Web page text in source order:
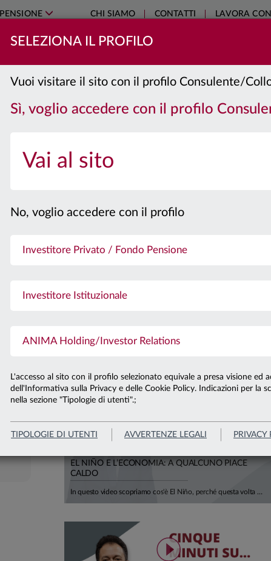
SELEZIONA IL PROFILO
Vuoi visitare il sito con il profilo Consulente/
Sì, voglio accedere con il profilo
Vai al sito
No, voglio accedere con il profilo
Investitore Privato / Fondo Pensione
Investitore Istituzionale
ANIMA Holding/Investor Relations
L'accesso al sito con il profilo selezionato equivale a presa visione ed
dell'Informativa sulla Privacy e delle Cookie Policy. Indicazioni per la
nella sezione "Tipologie di utenti".;
TIPOLOGIE DI UTENTI AVVERTENZE LEGALI PRIVACY
CHI SIAMO CONTATTI LAVORA
EL NIÑO E L’ECONOMIA: A QUALCUNO PIACE
CALDO
In questo video scopriamo cos'è El Niño, perché questa volta potrebbe colpire anche il nostro continente e — soprattutto — quanto ci costa davvero il cambiamento climatico. Negli ultimi 50 anni gli eventi climatici estremi sono quintuplicati. L'Europa ha già perso oltre 500 miliardi di euro in un decennio, e la BCE stima che entro il 2050 i danni potrebbero erodere il 6% del PIL europeo. Per l'Italia, si parla di 150-200 miliardi di euro bruciati. El Niño durerà qualche mese. Il clima che stiamo costruendo, invece, durerà generazioni. Ci spiega tutto Mario Noera, Senior Climate Advisor di Anima.